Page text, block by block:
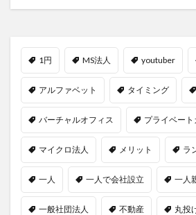
1円 MS法人 youtuber
アルファベット タイミング
バーチャルオフィス プライベー
マイクロ法人 メリット ラ
一人 一人で会社設立 一人
一般社団法人 不動産 丸投